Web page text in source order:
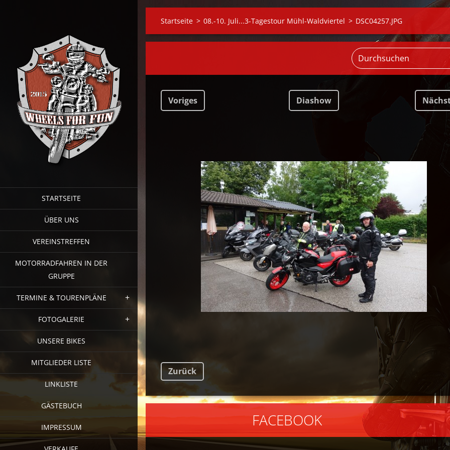
STARTSEITE
ÜBER UNS
VEREINSTREFFEN
MOTORRADFAHREN IN DER
GRUPPE
TERMINE & TOURENPLÄNE
FOTOGALERIE
UNSERE BIKES
MITGLIEDER LISTE
LINKLISTE
GÄSTEBUCH
IMPRESSUM
Startseite > 08.-10. Juli...3-Tagestour Mühl-Waldviertel > DSC04257.JPG
Voriges Diashow
Zurück
FACEBOOK